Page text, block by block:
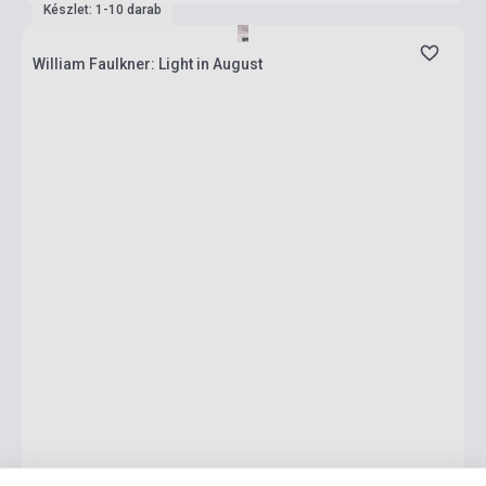
Készlet: 1-10 darab
William Faulkner: Light in August